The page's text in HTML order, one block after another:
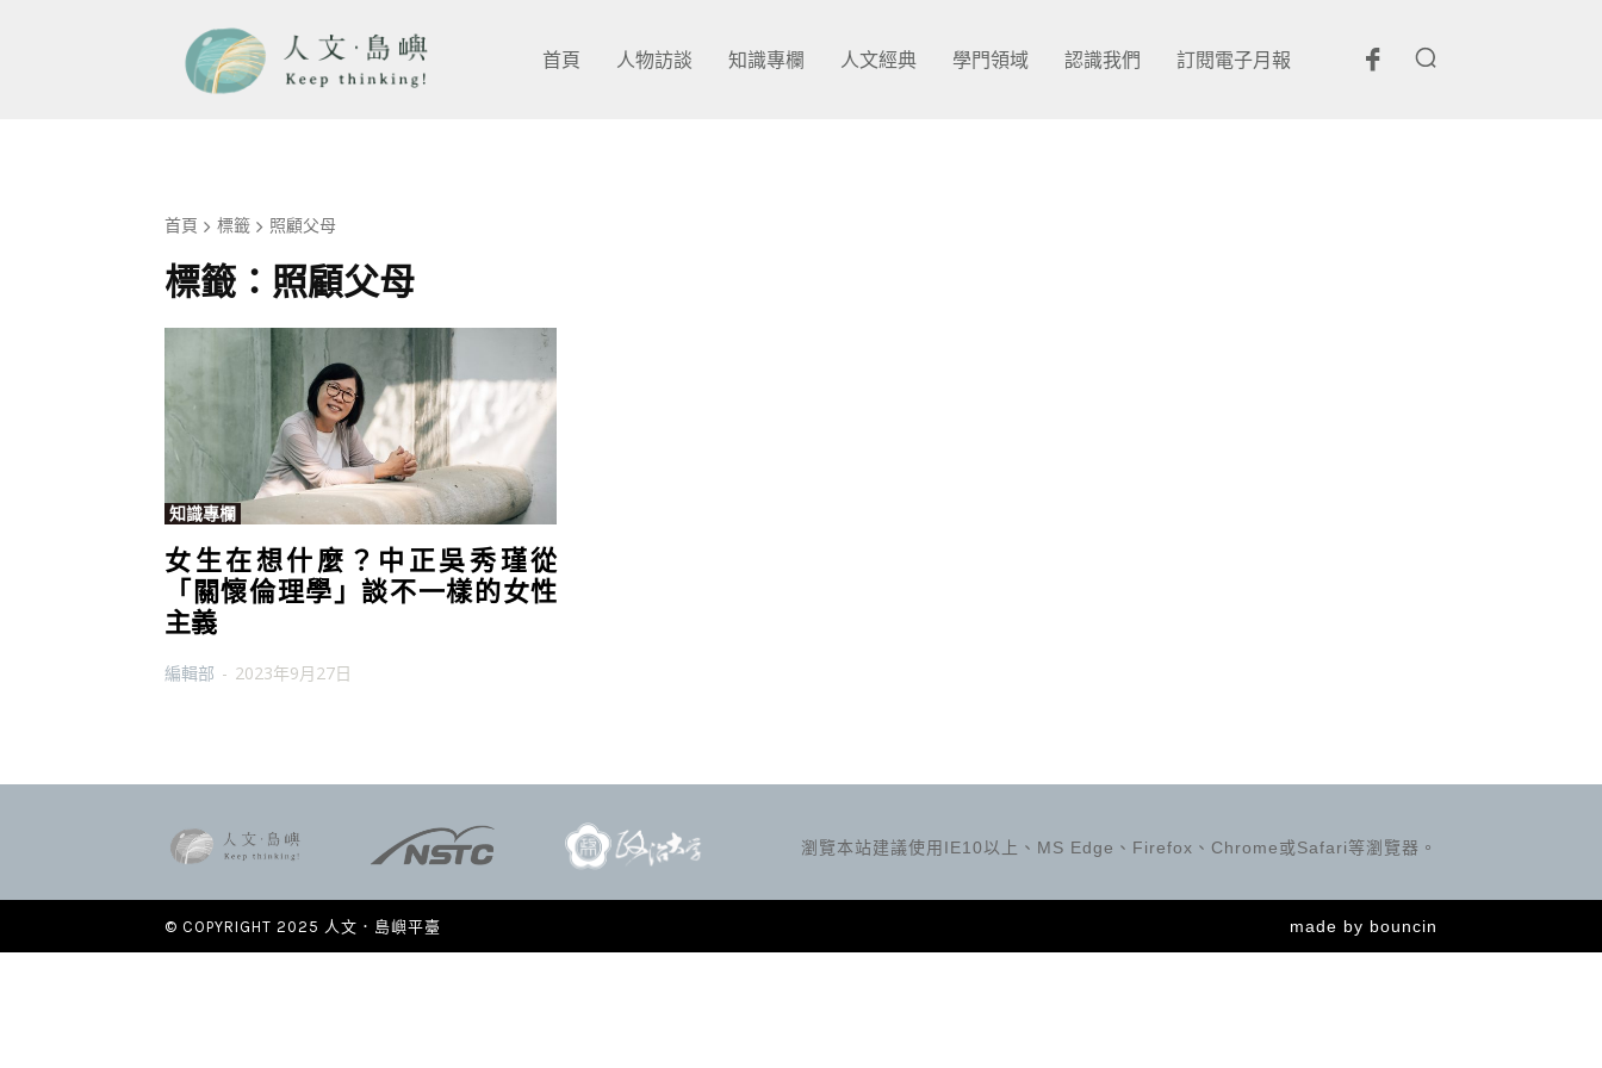
首頁 人物訪談 知識專欄 人文經典 學門領域 認識我們 訂閱電子月報
首頁 標籤 照顧父母
標籤： 照顧父母
知識專欄
女生在想什麼？中正吳秀瑾從
「關懷倫理學」談不一樣的女性
主義
編輯部 - 2023年9月27日
瀏覽本站建議使用IE10以上、MS Edge、Firefox、Chrome或Safari等瀏覽器。
© COPYRIGHT 2025 人文．島嶼平臺 made by bouncin